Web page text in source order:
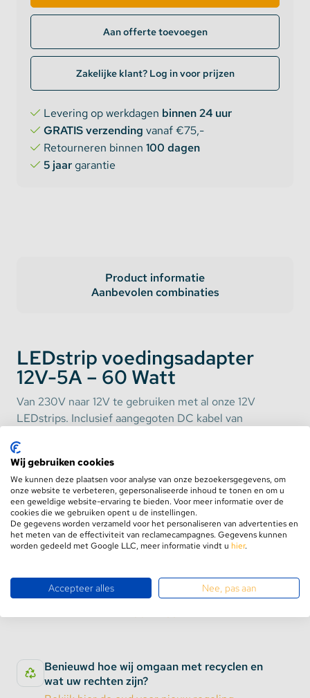
Aan offerte toevoegen
Zakelijke klant? Log in voor prijzen
Levering op werkdagen binnen 24 uur
GRATIS verzending vanaf €75,-
Retourneren binnen 100 dagen
5 jaargarantie
Product informatie
Aanbevolen combinaties
LEDstrip voedingsadapter
12V-5A – 60 Watt
Van 230V naar 12V te gebruiken met al onze 12V
LEDstrips. Inclusief aangegoten DC kabel van
onze ledstrips past. Door het gebruik van het
universele DC jack formaat (5.5x2.1mm) kunt u ook
alle verlengkabels, dimmers en overige accessoires
met deze voedingsadapter gebruiken.
De stroom adapter wordt inclusief AC netstroom
kabel geleverd
Beschikt over TÜV keurmerk
Consumenten hebben behoefte aan
het product ervoor staat. De LEDstrip
voedingsadapter 12V-5A beschikt over het TÜV
Benieuwd hoe wij omgaan met recyclen en
wat uw rechten zijn?
Wij gebruiken cookies
We kunnen deze plaatsen voor analyse van onze bezoekersgegevens, om
onze website te verbeteren, gepersonaliseerde inhoud te tonen en om u
een geweldige website-ervaring te bieden. Voor meer informatie over de
cookies die we gebruiken opent u de instellingen.
De gegevens worden verzameld voor het personaliseren van advertenties en
het meten van de effectiviteit van reclamecampagnes. Gegevens kunnen
worden gedeeld met Google LLC, meer informatie vindt u hier.
Accepteer alles Nee, pas aan